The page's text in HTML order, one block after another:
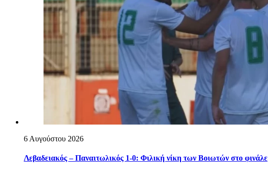
6 Αυγούστου 2026
Λεβαδειακός – Παναιτωλικός 1-0: Φιλική νίκη των Βοιωτών στο φινάλε